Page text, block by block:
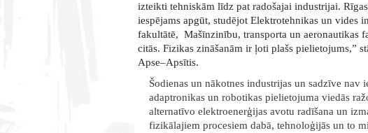
izteikti tehniskām līdz pat radošajai industrijai.
iespējams apgūt, studējot Elektrotehnikas un
fakultātē, Mašīnzinību, transporta un aeronautikas
citās. Fizikas zināšanām ir ļoti plašs pielietojums,”
Apse–Apsītis.
Šodienas un nākotnes industrijas un sadzīve nav
adaptronikas un robotikas pielietojuma viedās
alternatīvo elektroenerģijas avotu radīšana un
fizikālajiem procesiem dabā, tehnoloģijās un to